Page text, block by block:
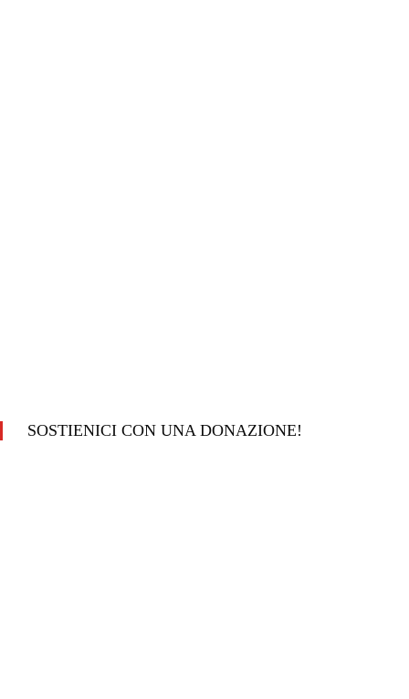
SOSTIENICI CON UNA DONAZIONE!